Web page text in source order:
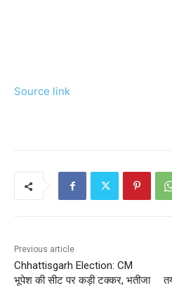
Source link
Previous article
Chhattisgarh Election: CM
भूपेश की सीट पर कड़ी टक्कर, भतीजा